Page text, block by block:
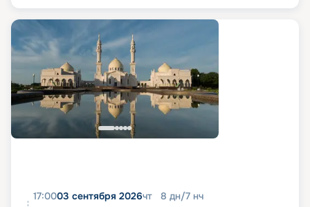
17:0003 сентября 2026чт 8 дн/7 нч